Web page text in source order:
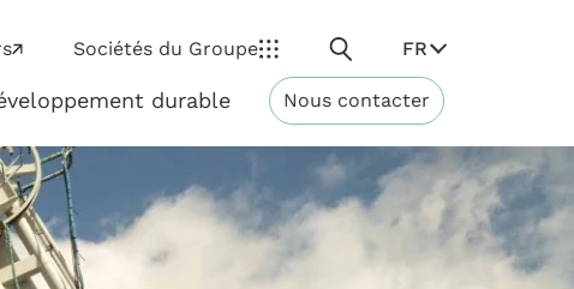
Sociétés du Groupe
Rechercher
FR
durable
Développement
durable
Nous contacter